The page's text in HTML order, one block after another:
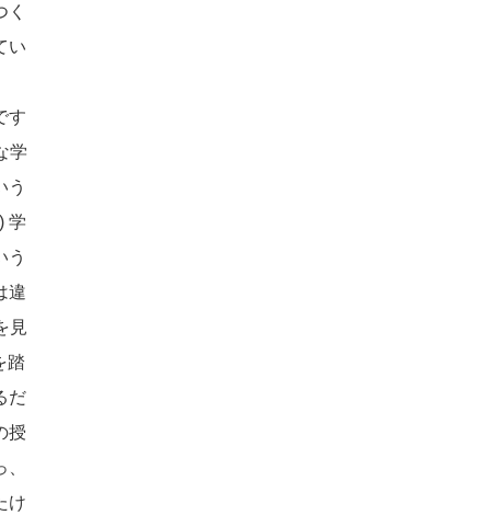
く
い
す
学
う
学
う
違
見
踏
だ
授
、
け